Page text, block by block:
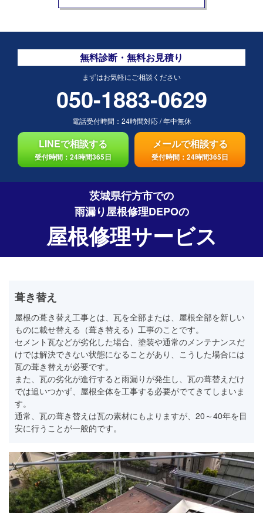
無料診断・無料お見積り
まずはお気軽にご相談ください
050-1883-0629
電話受付時間： 24時間対応/年中無休
LINEで相談する
受付時間：24時間365日
メールで相談する
受付時間：24時間365日
茨城県行方市での
雨漏り屋根修理DEPOの
屋根修理サービス
葺き替え
屋根の葺き替え工事とは、瓦を全部または、屋根全部を新しい
ものに載せ替える（葺き替える）工事のことです。
セメント瓦などが劣化した場合、塗装や通常のメンテナンスだ
けでは解決できない状態になることがあり、こうした場合には
瓦の葺き替えが必要です。
また、瓦の劣化が進行すると雨漏りが発生し、瓦の葺替えだけ
では追いつかず、屋根全体を工事する必要がでてきてしまいま
す。
通常、瓦の葺き替えは瓦の素材にもよりますが、20～40年を目
安に行うことが一般的です。